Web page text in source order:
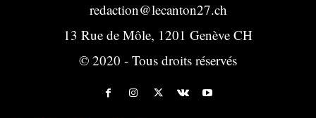
redaction@lecanton27.ch
13 Rue de Môle, 1201 Genève CH
© 2020 - Tous droits réservés